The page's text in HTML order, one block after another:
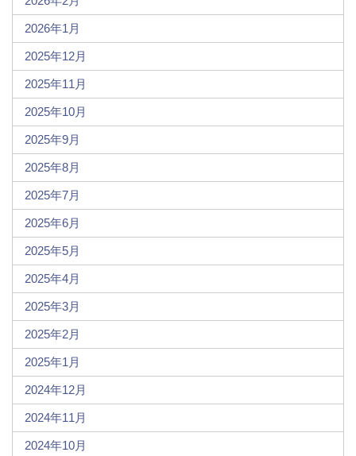
2026年1月
2025年12月
2025年11月
2025年10月
2025年9月
2025年8月
2025年7月
2025年6月
2025年5月
2025年4月
2025年3月
2025年2月
2025年1月
2024年12月
2024年11月
2024年10月